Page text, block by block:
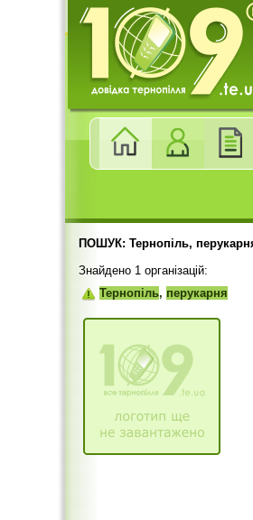
ПОШУК: Тернопіль,
Знайдено 1 організацій:
Тернопіль, перукарня